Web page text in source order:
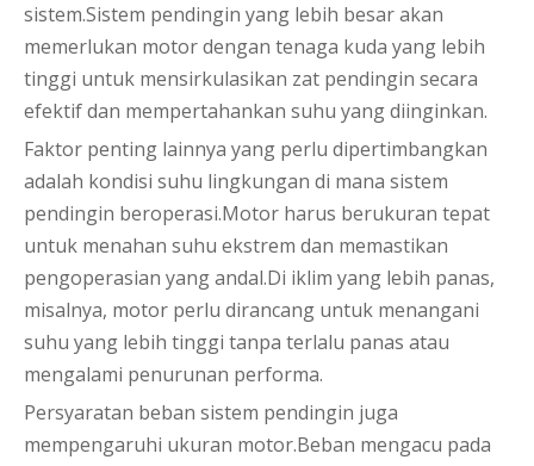
sistem.Sistem pendingin yang lebih besar akan
memerlukan motor dengan tenaga kuda yang lebih
tinggi untuk mensirkulasikan zat pendingin secara
efektif dan mempertahankan suhu yang diinginkan.
Faktor penting lainnya yang perlu dipertimbangkan
adalah kondisi suhu lingkungan di mana sistem
pendingin beroperasi.Motor harus berukuran tepat
untuk menahan suhu ekstrem dan memastikan
pengoperasian yang andal.Di iklim yang lebih panas,
misalnya, motor perlu dirancang untuk menangani
suhu yang lebih tinggi tanpa terlalu panas atau
mengalami penurunan performa.
Persyaratan beban sistem pendingin juga
mempengaruhi ukuran motor.Beban mengacu pada